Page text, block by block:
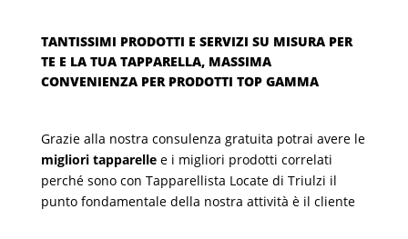
TANTISSIMI PRODOTTI E SERVIZI SU MISURA PER
TE E LA TUA TAPPARELLA, MASSIMA
CONVENIENZA PER PRODOTTI TOP GAMMA
Grazie alla nostra consulenza gratuita potrai avere le
migliori tapparellee i migliori prodotti correlati
perché sono con Tapparellista Locate di Triulzi il
punto fondamentale della nostra attività è il cliente